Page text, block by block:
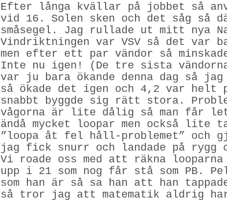
Efter långa kvällar på jobbet så
vid 16. Solen sken och det såg så
småsegel. Jag rullade ut mitt nya
Vindriktningen var VSV så det var
men efter ett par vändor så
Inte nu igen! (De tre sista
var ju bara ökande denna dag så
så ökade det igen och 4,2 var helt
snabbt byggde sig rätt stora.
vågorna är lite dålig så man får
ändå mycket loopar men också
”loopa åt fel håll-problemet” och
jag fick snurr och landade på rygg
Vi roade oss med att räkna
upp i 21 som nog får stå som PB.
som han är så sa han att han
så tror jag att matematik aldrig